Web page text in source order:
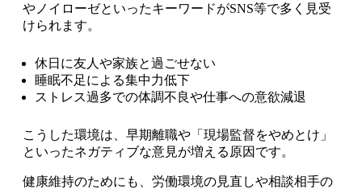
やノイローゼといったキーワードがSNS等で多く見受
けられます。
休日に友人や家族と過ごせない
睡眠不足による集中力低下
ストレス過多での体調不良や仕事への意欲減退
こうした環境は、早期離職や「現場監督をやめとけ」
といったネガティブな意見が増える原因です。
健康維持のためにも、労働環境の見直しや相談相手の